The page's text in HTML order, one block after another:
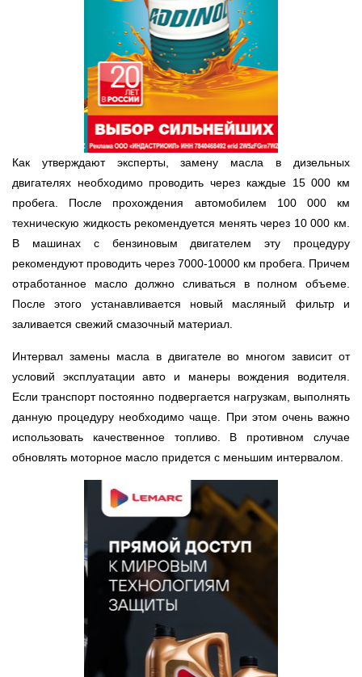
Как утверждают эксперты, замену масла в дизельных
двигателях необходимо проводить через каждые 15 000 км
пробега. После прохождения автомобилем 100 000 км
техническую жидкость рекомендуется менять через 10 000 км.
В машинах с бензиновым двигателем эту процедуру
рекомендуют проводить через 7000-10000 км пробега. Причем
отработанное масло должно сливаться в полном объеме.
После этого устанавливается новый масляный фильтр и
заливается свежий смазочный материал.
Интервал замены масла в двигателе во многом зависит от
условий эксплуатации авто и манеры вождения водителя.
Если транспорт постоянно подвергается нагрузкам, выполнять
данную процедуру необходимо чаще. При этом очень важно
использовать качественное топливо. В противном случае
обновлять моторное масло придется с меньшим интервалом.